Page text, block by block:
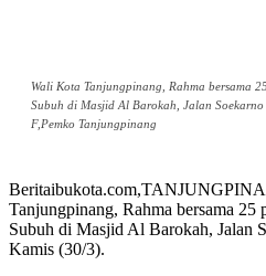
Wali Kota Tanjungpinang, Rahma bersama
Subuh di Masjid Al Barokah, Jalan
F,Pemko Tanjungpinang
Tanjungpinang, Rahma bersama 25
Subuh di Masjid Al Barokah, Jalan
Kamis (30/3).